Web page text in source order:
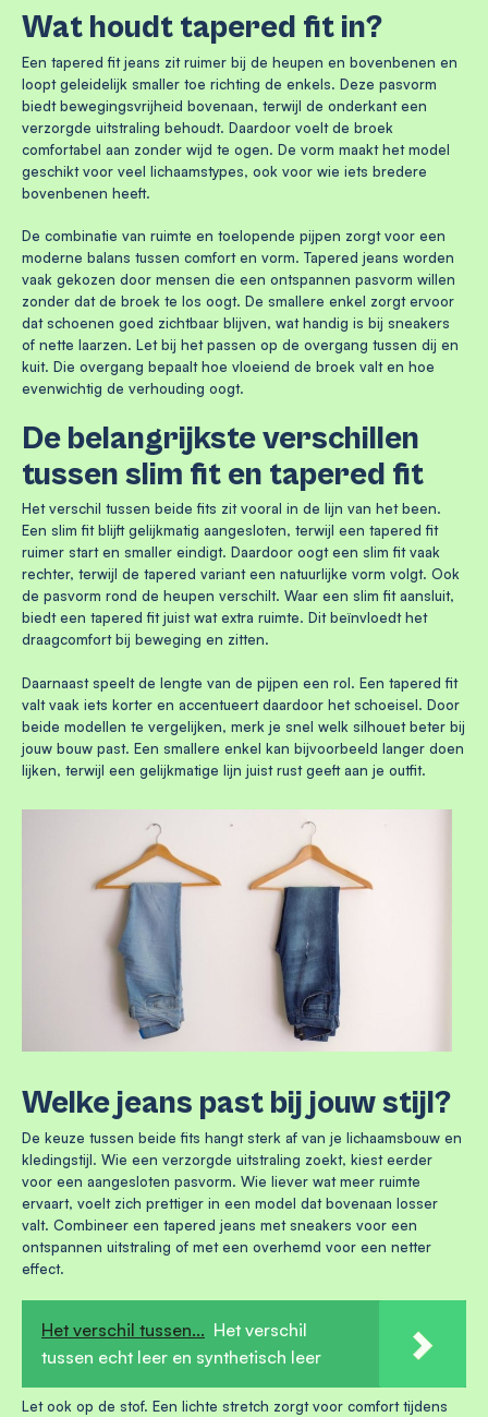
Wat houdt tapered fit in?
Een tapered fit jeans zit ruimer bij de heupen en bovenbenen en
loopt geleidelijk smaller toe richting de enkels. Deze pasvorm
biedt bewegingsvrijheid bovenaan, terwijl de onderkant een
verzorgde uitstraling behoudt. Daardoor voelt de broek
comfortabel aan zonder wijd te ogen. De vorm maakt het model
geschikt voor veel lichaamstypes, ook voor wie iets bredere
bovenbenen heeft.
De combinatie van ruimte en toelopende pijpen zorgt voor een
moderne balans tussen comfort en vorm. Tapered jeans worden
vaak gekozen door mensen die een ontspannen pasvorm willen
zonder dat de broek te los oogt. De smallere enkel zorgt ervoor
dat schoenen goed zichtbaar blijven, wat handig is bij sneakers
of nette laarzen. Let bij het passen op de overgang tussen dij en
kuit. Die overgang bepaalt hoe vloeiend de broek valt en hoe
evenwichtig de verhouding oogt.
De belangrijkste verschillen
tussen slim fit en tapered fit
Het verschil tussen beide fits zit vooral in de lijn van het been.
Een slim fit blijft gelijkmatig aangesloten, terwijl een tapered fit
ruimer start en smaller eindigt. Daardoor oogt een slim fit vaak
rechter, terwijl de tapered variant een natuurlijke vorm volgt. Ook
de pasvorm rond de heupen verschilt. Waar een slim fit aansluit,
biedt een tapered fit juist wat extra ruimte. Dit beïnvloedt het
draagcomfort bij beweging en zitten.
Daarnaast speelt de lengte van de pijpen een rol. Een tapered fit
valt vaak iets korter en accentueert daardoor het schoeisel. Door
beide modellen te vergelijken, merk je snel welk silhouet beter bij
jouw bouw past. Een smallere enkel kan bijvoorbeeld langer doen
lijken, terwijl een gelijkmatige lijn juist rust geeft aan je outfit.
Welke jeans past bij jouw stijl?
De keuze tussen beide fits hangt sterk af van je lichaamsbouw en
kledingstijl. Wie een verzorgde uitstraling zoekt, kiest eerder
voor een aangesloten pasvorm. Wie liever wat meer ruimte
ervaart, voelt zich prettiger in een model dat bovenaan losser
valt. Combineer een tapered jeans met sneakers voor een
ontspannen uitstraling of met een overhemd voor een netter
effect.
Het verschil tussen... Het verschil
tussen echt leer en synthetisch leer
Let ook op de stof. Een lichte stretch zorgt voor comfort tijdens